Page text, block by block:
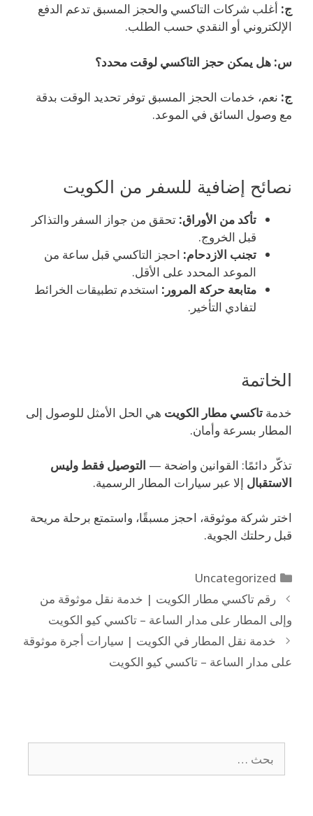
ج: أغلب شركات التاكسي والحجز المسبق تدعم الدفع
الإلكتروني أو النقدي حسب الطلب.
س: هل يمكن حجز التاكسي لوقت محدد؟
ج: نعم، خدمات الحجز المسبق توفر تحديد الوقت بدقة
مع وصول السائق في الموعد.
نصائح إضافية للسفر من الكويت
تأكد من الأوراق: تحقق من جواز السفر والتذاكر
قبل الخروج.
تجنب الازدحام: احجز التاكسي قبل ساعة من
الموعد المحدد على الأقل.
متابعة حركة المرور: استخدم تطبيقات الخرائط
لتفادي التأخير.
الخاتمة
خدمة تاكسي مطار الكويت هي الحل الأمثل للوصول إلى
المطار بسرعة وأمان.
تذكّر دائمًا: القوانين واضحة — التوصيل فقط وليس
الاستقبال إلا عبر سيارات المطار الرسمية.
اختر شركة موثوقة، احجز مسبقًا، واستمتع برحلة مريحة
قبل رحلتك الجوية.
Uncategorized
رقم تاكسي مطار الكويت | خدمة نقل موثوقة من
وإلى المطار على مدار الساعة – تاكسي كيو الكويت
خدمة نقل المطار في الكويت | سيارات أجرة موثوقة
على مدار الساعة – تاكسي كيو الكويت